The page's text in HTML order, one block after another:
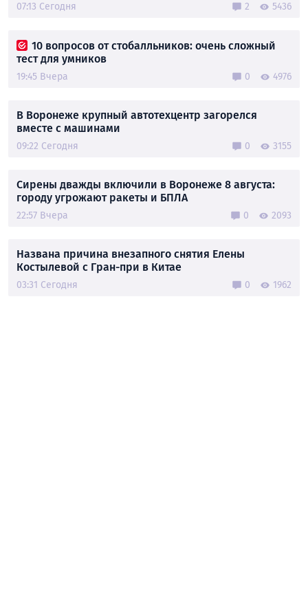
07:13 Сегодня 2 5436
10 вопросов от стобалльников: очень сложный
тест для умников
19:45 Вчера 0 4976
В Воронеже крупный автотехцентр загорелся
вместе с машинами
09:22 Сегодня 0 3155
Сирены дважды включили в Воронеже 8 августа:
городу угрожают ракеты и БПЛА
22:57 Вчера 0 2093
Названа причина внезапного снятия Елены
Костылевой с Гран-при в Китае
03:31 Сегодня 0 1962